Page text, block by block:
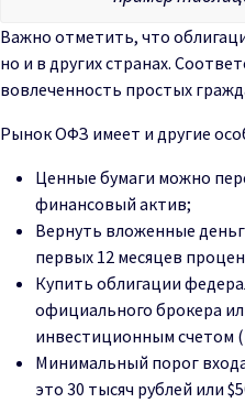
Важно отметить, что
но и в других странах.
вовлеченность простых
Рынок ОФЗ имеет и другие
Ценные бумаги можно
финансовый актив;
Вернуть вложенные
первых 12 месяцев
Купить облигации
официального брокера
инвестиционным счетом
Минимальный порог
это 30 тысяч рублей или